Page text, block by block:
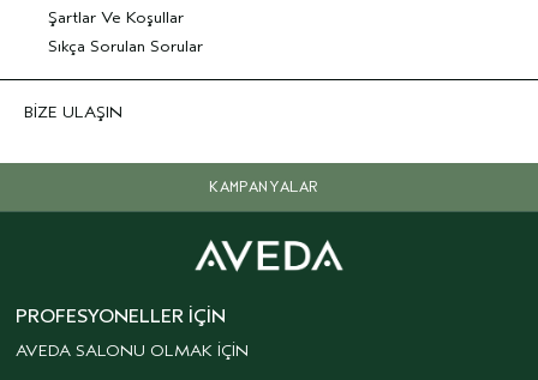
Şartlar Ve Koşullar
Sıkça Sorulan Sorular
BİZE ULAŞIN
KAMPANYALAR
PROFESYONELLER İÇIN
AVEDA SALONU OLMAK İÇİN